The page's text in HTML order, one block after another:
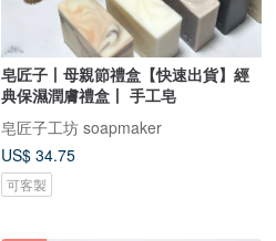
皂匠子丨母親節禮盒【快速出貨】經
典保濕潤膚禮盒丨 手工皂
皂匠子工坊 soapmaker
US$ 34.75
可客製